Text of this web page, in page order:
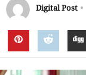
Digital Post